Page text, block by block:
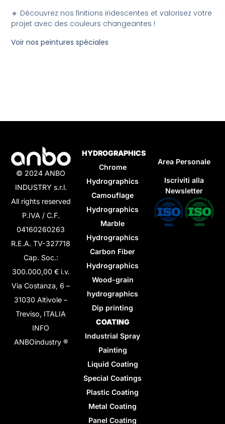
🔹 Découvrez nos finitions iridescentes et valorisez votre
projet avec des couleurs changeantes !
Voir nos peintures spéciales
© 2024 ANBO
INDUSTRY s.r.l.
All rights reserved
P.IVA / C.F.
04160260263
R.E.A. TV-327718
Cap. Soc.:
300.000,00 € i.v.
Via Costanza, 6 –
31030 Altivole –
Treviso, ITALIA
INFO
ANBOindustry ®
HYDROGRAPHICS
Chrome
Hydrographics
Camouflage
Hydrographics
Marble
Hydrographics
Carbon Fiber
Hydrographics
Wood-grain
hydrographics
Dip printing
COATING
Industrial Spray
Painting
Liquid Coating
Special Coatings
Plastic Coating
Metal Coating
Panel Coating
Area Personale
Iscriviti alla
Newsletter